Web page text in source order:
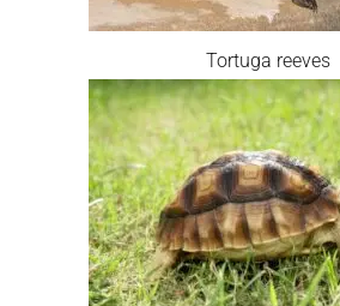
Tortuga reeves